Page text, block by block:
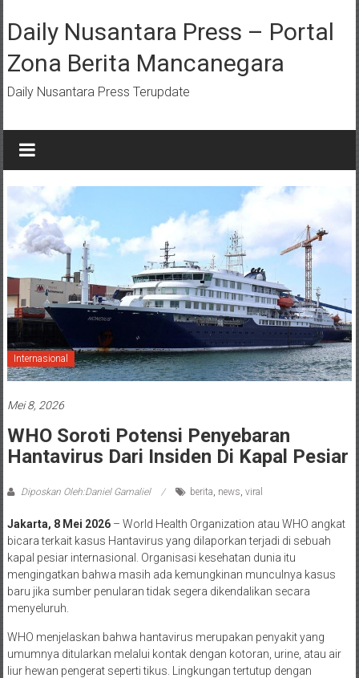
ke
konten
Daily Nusantara Press – Portal
Zona Berita Mancanegara
Daily Nusantara Press Terupdate
Internasional
Mei 8, 2026
WHO Soroti Potensi Penyebaran
Hantavirus Dari Insiden Di Kapal Pesiar
Diposkan Oleh:Daniel Gamaliel berita news viral
Jakarta, 8 Mei 2026– World Health Organization atau WHO angkat
bicara terkait kasus Hantavirus yang dilaporkan terjadi di sebuah
kapal pesiar internasional. Organisasi kesehatan dunia itu
mengingatkan bahwa masih ada kemungkinan munculnya kasus
baru jika sumber penularan tidak segera dikendalikan secara
menyeluruh.
WHO menjelaskan bahwa hantavirus merupakan penyakit yang
umumnya ditularkan melalui kontak dengan kotoran, urine, atau air
liur hewan pengerat seperti tikus. Lingkungan tertutup dengan